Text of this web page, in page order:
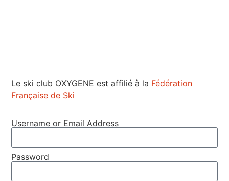
Le ski club OXYGENE est affilié à la Fédération
Française de Ski
Username or Email Address
Password